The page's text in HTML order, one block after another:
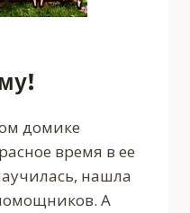
домике
время в ее
нашла
А